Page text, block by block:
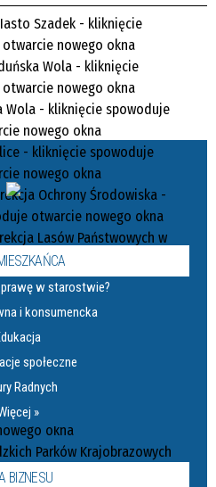
w starostwie?
i konsumencka
społeczne
Radnych
»
BIZNESU